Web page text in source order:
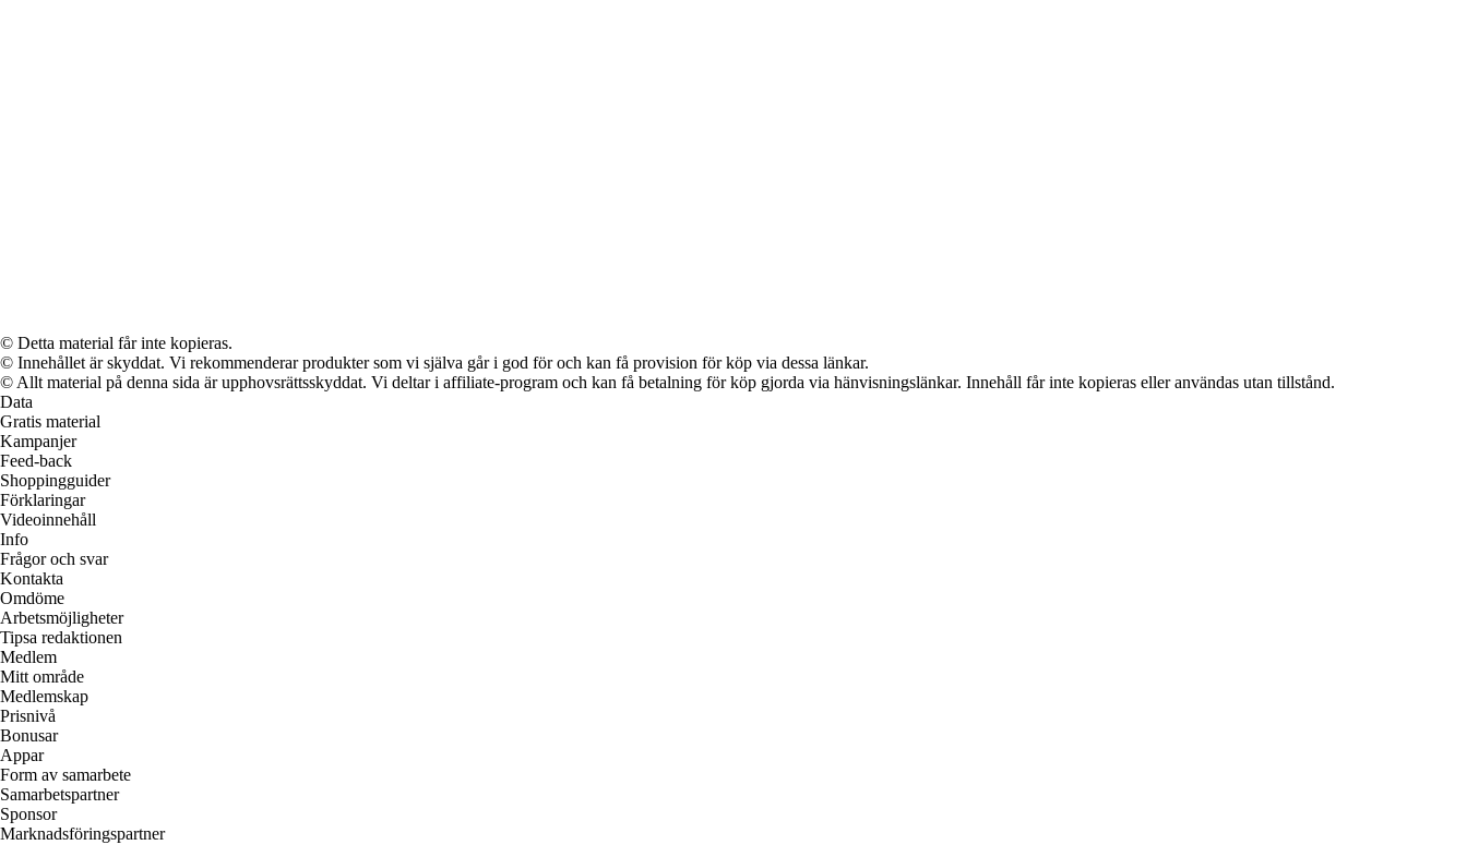
© Detta material får inte kopieras.
© Innehållet är skyddat. Vi rekommenderar produkter som vi själva går i god för och kan få provision för köp via dessa länkar.
© Allt material på denna sida är upphovsrättsskyddat. Vi deltar i affiliate-program och kan få betalning för köp gjorda via hänvisningslänkar. Innehåll får inte kopieras eller användas utan tillstånd.
Data
Gratis material
Kampanjer
Feed-back
Shoppingguider
Förklaringar
Videoinnehåll
Info
Frågor och svar
Kontakta
Omdöme
Arbetsmöjligheter
Tipsa redaktionen
Medlem
Mitt område
Medlemskap
Prisnivå
Bonusar
Appar
Form av samarbete
Samarbetspartner
Sponsor
Marknadsföringspartner